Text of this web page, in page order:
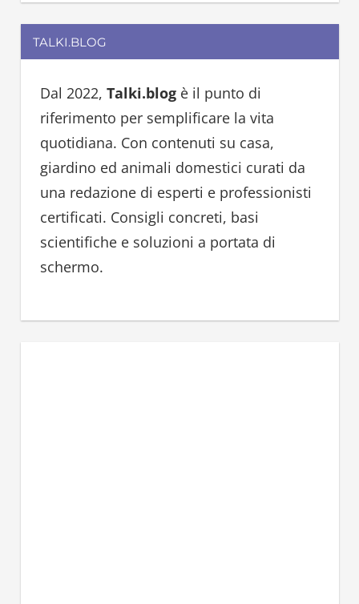
a
r
c
f
o
r
:
a
TALKI.BLOG
Dal 2022, Talki.blogè il punto di
riferimento per semplificare la vita
quotidiana. Con contenuti su casa,
giardino ed animali domestici curati da
una redazione di esperti e professionisti
certificati. Consigli concreti, basi
scientifiche e soluzioni a portata di
schermo.